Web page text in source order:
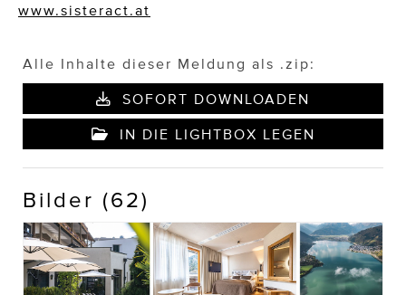
www.sisteract.at
Alle Inhalte dieser Meldung als .zip:
SOFORT DOWNLOADEN
IN DIE LIGHTBOX LEGEN
Bilder (62)